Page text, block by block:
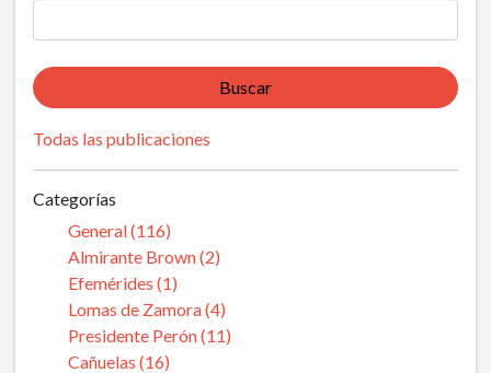
Buscar
Todas las publicaciones
Categorías
General (116)
Almirante Brown (2)
Efemérides (1)
Lomas de Zamora (4)
Presidente Perón (11)
Cañuelas (16)